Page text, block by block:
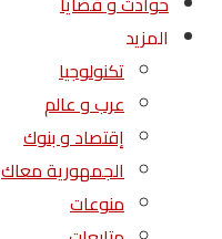
المزيد
تكنولوجيا
عرب و عالم
إقتصاد و بنوك
الجمهورية معاك
منوعات